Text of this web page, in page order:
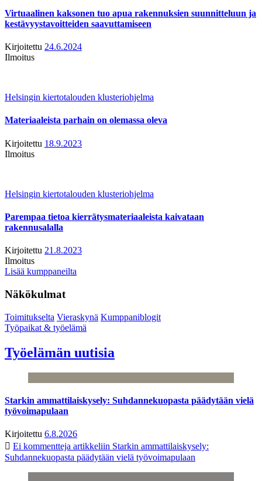
Virtuaalinen kaksonen tuo apua rakennuksien suunnitteluun ja
kestävyystavoitteiden saavuttamiseen
Kirjoitettu 24.6.2024
Ilmoitus
Helsingin kiertotalouden klusteriohjelma
Materiaaleista parhain on olemassa oleva
Kirjoitettu 18.9.2023
Ilmoitus
Helsingin kiertotalouden klusteriohjelma
Parempaa tietoa kierrätysmateriaaleista kaivataan
rakennusalalla
Kirjoitettu 21.8.2023
Ilmoitus
Lisää kumppaneilta
Näkökulmat
Toimitukselta Vieraskynä Kumppaniblogit
Työpaikat & työelämä
Työelämän uutisia
Starkin ammattilaiskysely: Suhdannekuopasta päädytään vielä
työvoimapulaan
Kirjoitettu 6.8.2026
Ei kommentteja artikkeliin Starkin ammattilaiskysely:
Suhdannekuopasta päädytään vielä työvoimapulaan